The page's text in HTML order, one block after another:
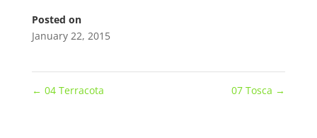
Posted on
January 22, 2015
← 04 Terracota 07 Tosca →